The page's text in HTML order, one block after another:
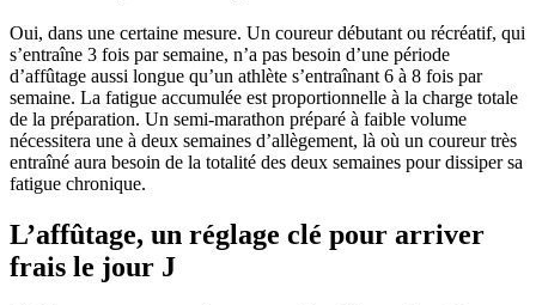
Oui, dans une certaine mesure. Un coureur débutant ou récréatif, qui
s’entraîne 3 fois par semaine, n’a pas besoin d’une période
d’affûtage aussi longue qu’un athlète s’entraînant 6 à 8 fois par
semaine. La fatigue accumulée est proportionnelle à la charge totale
de la préparation. Un semi-marathon préparé à faible volume
nécessitera une à deux semaines d’allègement, là où un coureur très
entraîné aura besoin de la totalité des deux semaines pour dissiper sa
fatigue chronique.
L’affûtage, un réglage clé pour arriver
frais le jour J